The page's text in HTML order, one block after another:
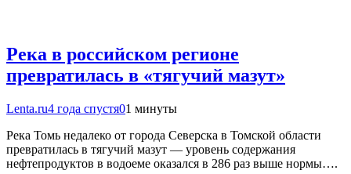
Река в российском регионе
превратилась в «тягучий мазут»
Lenta.ru4 года спустя01 минуты
Река Томь недалеко от города Северска в Томской области
превратилась в тягучий мазут — уровень содержания
нефтепродуктов в водоеме оказался в 286 раз выше нормы….